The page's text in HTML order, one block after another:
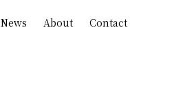
News About Contact